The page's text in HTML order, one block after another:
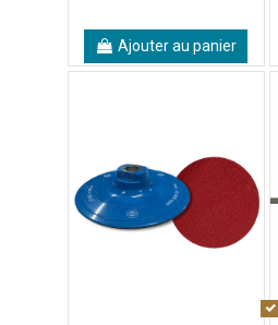
Ajouter au panier